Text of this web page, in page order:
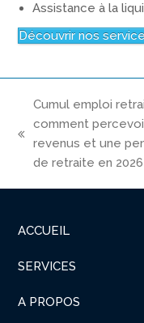
Assistance à la
Découvrir nos
previous
post:
Cumul emploi
comment
revenus et une
de retraite en 2026
ACCUEIL
SERVICES
A PROPOS